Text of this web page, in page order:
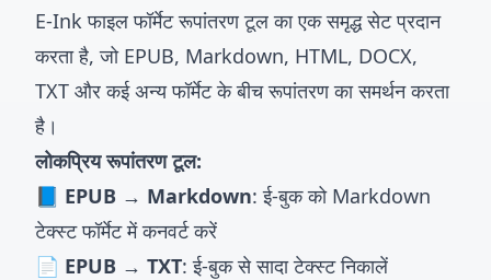
E-Inkफाइल फॉर्मेट रूपांतरण टूलका एक समृद्ध सेट प्रदान
करता है, जो EPUB, Markdown, HTML, DOCX,
TXT और कई अन्य फॉर्मेट के बीच रूपांतरण का समर्थन करता
है।
लोकप्रिय रूपांतरण टूल:
📘 EPUB → Markdown: ई-बुक को Markdown
टेक्स्ट फॉर्मेट में कनवर्ट करें
📄 EPUB → TXT: ई-बुक से सादा टेक्स्ट निकालें